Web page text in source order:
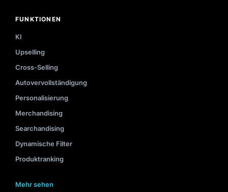
FUNKTIONEN
KI
Upselling
Cross-Selling
Autovervollständigung
Personalisierung
Merchandising
Searchandising
Dynamische Filter
Produktranking
Mehr sehen